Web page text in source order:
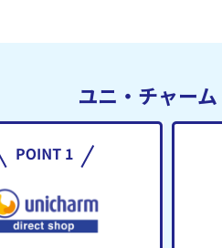
ユニ・チャーム